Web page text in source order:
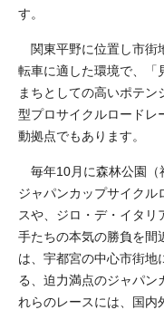
す。
関東平野に位置し市街
転車に適した環境で、「
まちとしての高いポテ
型プロサイクルロードレ
動拠点でもあります。
毎年10月に森林公園（
ジャパンカップサイクル
スや、ジロ・デ・イタリ
手たちの本気の勝負を間
は、宇都宮の中心市街地
る、迫力満点のジャパン
れらのレースには、国内